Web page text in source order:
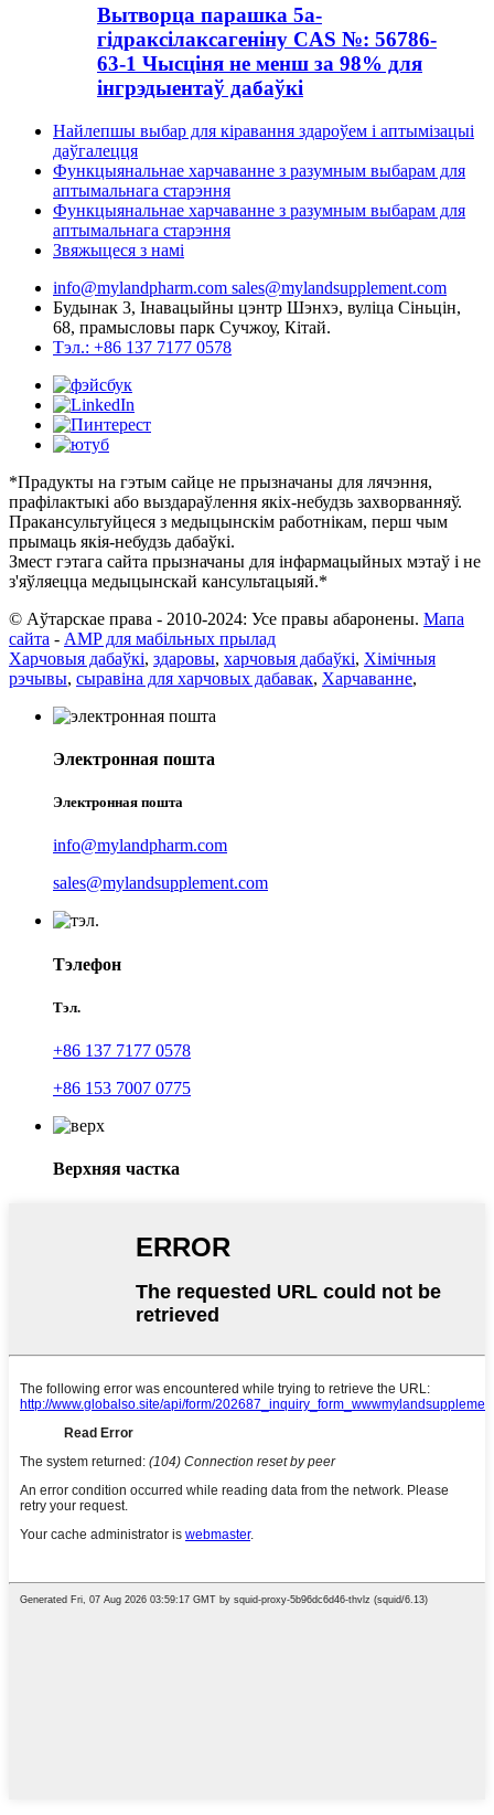
Вытворца парашка 5a-
гідраксілаксагеніну CAS №: 56786-
63-1 Чысціня не менш за 98% для
інгрэдыентаў дабаўкі
Найлепшы выбар для кіравання здароўем і аптымізацыі
даўгалецця
Функцыянальнае харчаванне з разумным выбарам для
аптымальнага старэння
Функцыянальнае харчаванне з разумным выбарам для
аптымальнага старэння
Звяжыцеся з намі
info@mylandpharm.com sales@mylandsupplement.com
Будынак 3, Інавацыйны цэнтр Шэнхэ, вуліца Сіньцін,
68, прамысловы парк Сучжоу, Кітай.
Тэл.: +86 137 7177 0578
*Прадукты на гэтым сайце не прызначаны для лячэння,
прафілактыкі або выздараўлення якіх-небудзь захворванняў.
Пракансультуйцеся з медыцынскім работнікам, перш чым
прымаць якія-небудзь дабаўкі.
Змест гэтага сайта прызначаны для інфармацыйных мэтаў і не
з'яўляецца медыцынскай кансультацыяй.*
© Аўтарскае права - 2010-2024: Усе правы абаронены. Мапа
сайта - AMP для мабільных прылад
Харчовыя дабаўкі, здаровы, харчовыя дабаўкі, Хімічныя
рэчывы, сыравіна для харчовых дабавак, Харчаванне,
Электронная пошта
Электронная пошта
info@mylandpharm.com
sales@mylandsupplement.com
Тэлефон
Тэл.
+86 137 7177 0578
+86 153 7007 0775
Верхняя частка